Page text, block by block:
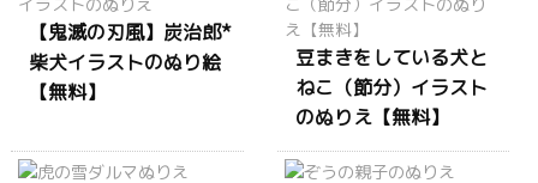
【鬼滅の刃風】炭治郎*
柴犬イラストのぬり絵
【無料】
豆まきをしている犬と
ねこ（節分）イラスト
のぬりえ【無料】